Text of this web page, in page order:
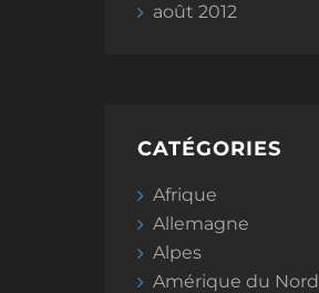
août 2012
CATÉGORIES
Afrique
Allemagne
Alpes
Amérique du Nord